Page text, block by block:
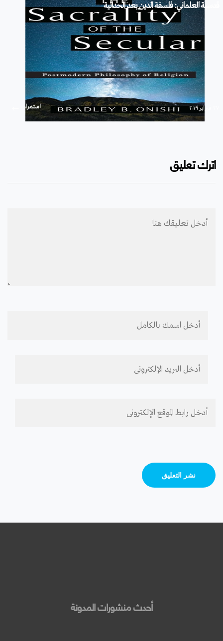
قدسية العلماني: فلسفة الدين بعد الحداثية
استمرار
اترك تعليق
أحدث منشورات المدونة